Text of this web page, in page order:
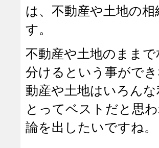
は、不動産や土地の
す。
不動産や土地のまま
分けるという事がで
動産や土地はいろん
とってベストだと思
論を出したいですね。